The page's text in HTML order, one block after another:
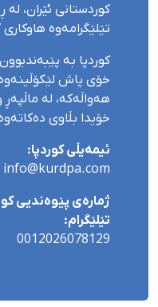
کوردستانی ئێران،
تێلێگرامەوە
کوردپا بە
خۆی پاش لێکۆڵینەوە
هەواڵەکە، لە ماڵپەڕ
خۆیدا بڵاوی
ئیمەیڵی کوردپا:
info@kurdpa.com
ژمارەی پێوەندیی
تێلێگرام:
0012026078129